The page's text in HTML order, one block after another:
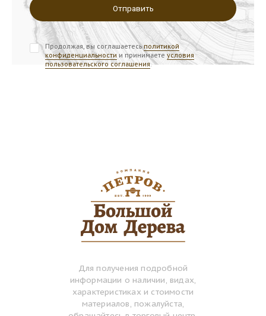
Продолжая, вы соглашаетесьполитикой
конфиденциальности и принимаете условия
пользовательского соглашения.
Для получения подробной
информации о наличии, видах,
характеристиках и стоимости
материалов, пожалуйста,